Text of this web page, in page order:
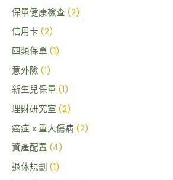
:保單健康檢查 (2)
信用卡 (2)
四類保單 (1)
意外險 (1)
新生兒保單 (1)
理財研究室 (2)
癌症 x 重大傷病 (2)
資產配置 (4)
退休規劃 (1)